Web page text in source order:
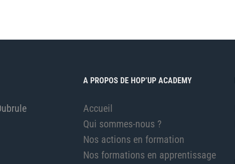
A PROPOS DE HOP’UP ACADEMY
Accueil
Qui sommes-nous ?
Nos actions en formation
Nos formations en apprentissage